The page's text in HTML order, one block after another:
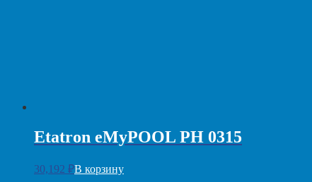
Etatron eMyPOOL PH 0315
30,192 ₽В корзину